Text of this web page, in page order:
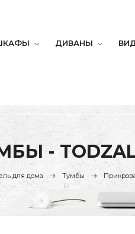
ДИВАНЫ
-
для дома Тумбы